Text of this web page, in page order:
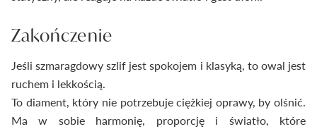
Zakończenie
Jeśli szmaragdowy szlif jest spokojem i klasyką, to owal jest
ruchem i lekkością.
To diament, który nie potrzebuje ciężkiej oprawy, by olśnić.
Ma w sobie harmonię, proporcję i światło, które